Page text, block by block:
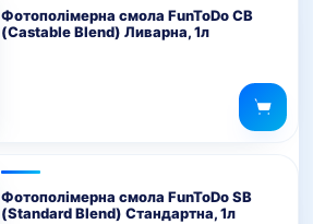
Фотополімерна смола FunToDo CB
(Castable Blend) Ливарна, 1л
Фотополімерна смола FunToDo SB
(Standard Blend) Стандартна, 1л